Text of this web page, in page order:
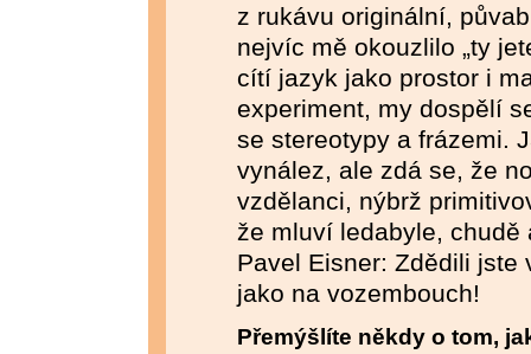
z rukávu originální,
nejvíc mě okouzlilo „ty
cítí jazyk jako prostor i
experiment, my dospělí
se stereotypy a frázemi.
vynález, ale zdá se, že
vzdělanci, nýbrž
že mluví ledabyle, chudě
Pavel Eisner: Zdědili jste
jako na vozembouch!
Přemýšlíte někdy o tom,